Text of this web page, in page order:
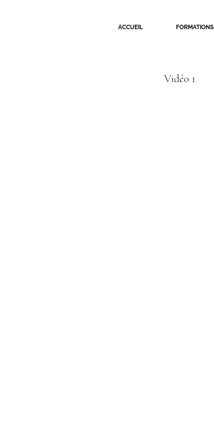
ACCUEIL FORMATIONS
Vidéo 1